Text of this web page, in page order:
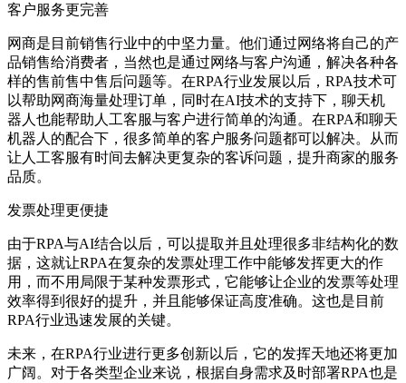
客户服务更完善
网商是目前销售行业中的中坚力量。他们通过网络将自己的产
品销售给消费者，当然也是通过网络与客户沟通，解决各种各
样的售前售中售后问题等。在RPA行业发展以后，RPA技术可
以帮助网商海量处理订单，同时在AI技术的支持下，聊天机
器人也能帮助人工客服与客户进行简单的沟通。在RPA和聊天
机器人的配合下，很多简单的客户服务问题都可以解决。从而
让人工客服有时间去解决更复杂的客诉问题，提升商家的服务
品质。
发票处理更便捷
由于RPA与AI结合以后，可以提取并且处理很多非结构化的数
据，这就让RPA在复杂的发票处理工作中能够发挥更大的作
用，而不用局限于某种发票形式，它能够让企业的发票等处理
效率得到很好的提升，并且能够保证高度准确。这也是目前
RPA行业迅速发展的关键。
未来，在RPA行业进行更多创新以后，它的发挥天地还将更加
广阔。对于各类型企业来说，根据自身需求及时部署RPA也是